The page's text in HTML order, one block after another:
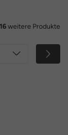
16weitere Produkte